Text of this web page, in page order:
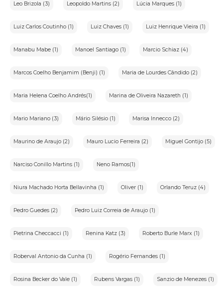
Leo Brizola (3) Leopoldo Martins (2) Lúcia Marques (1)
Luiz Carlos Coutinho (1) Luiz Chaves (1) Luiz Henrique Vieira (1)
Manabu Mabe (1) Manoel Santiago (1) Marcio Schiaz (4)
Marcos Coelho Benjamim (Benji) (1) Maria de Lourdes Cândido (2)
Maria Helena Coelho Andrés(1) Marina de Oliveira Nazareth (1)
Mario Mariano (3) Mário Silésio (1) Marisa Innecco (2)
Maurino de Araujo (2) Mauro Lucio Ferreira (2) Miguel Gontijo (5)
Narciso Conillo Martins (1) Neno Ramos(1)
Niura Machado Horta Bellavinha (1) Oliver (1) Orlando Teruz (4)
Pedro Guedes (2) Pedro Luiz Correia de Araujo (1)
Pietrina Checcacci (1) Renina Katz (3) Roberto Burle Marx (1)
Roberval Antonio da Cunha (1) Rogério Fernandes (1)
Rosina Becker do Vale (1) Rubens Vargas (1) Sanzio de Menezes (1)